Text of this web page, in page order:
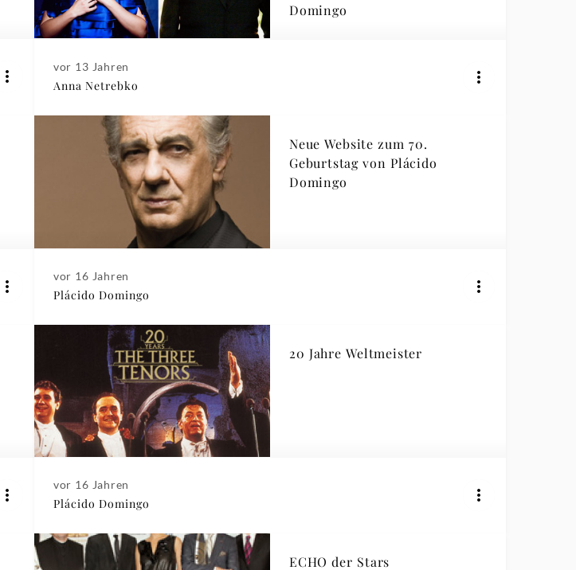
Domingo
vor 13 Jahren
Anna Netrebko
Neue Website zum 70.
Geburtstag von Plácido
Domingo
vor 16 Jahren
Plácido Domingo
20 Jahre Weltmeister
vor 16 Jahren
Plácido Domingo
ECHO der Stars